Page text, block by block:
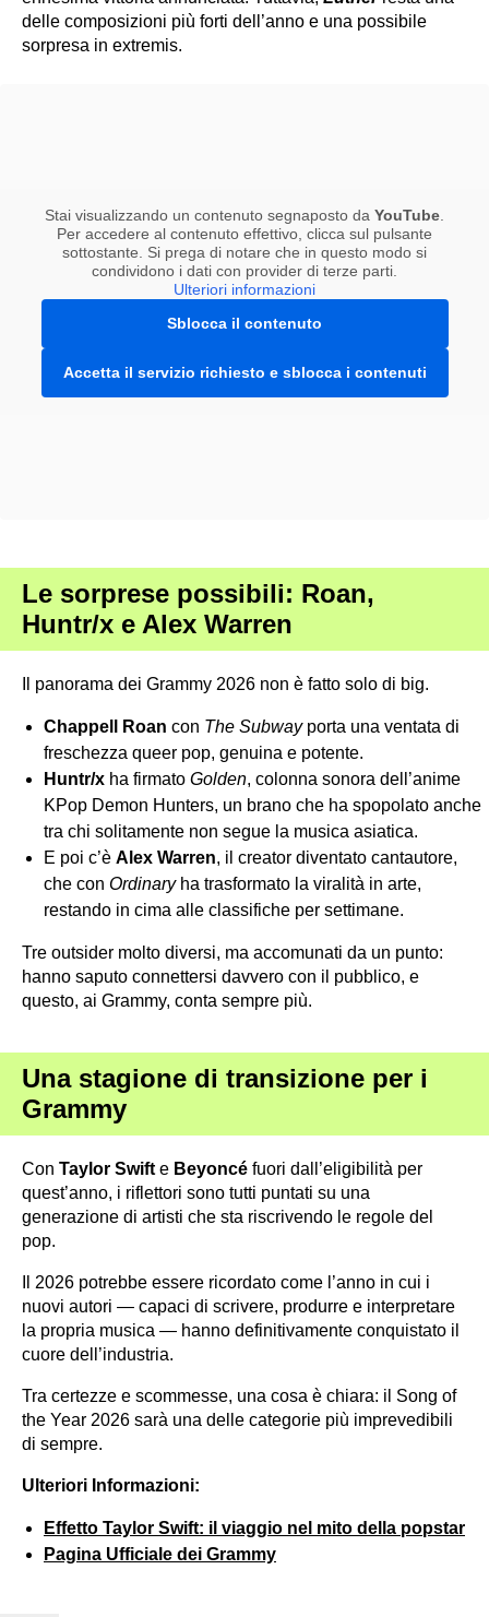
delle composizioni più forti dell’anno e una possibile
sorpresa in extremis.
Stai visualizzando un contenuto segnaposto da YouTube.
Per accedere al contenuto effettivo, clicca sul pulsante
sottostante. Si prega di notare che in questo modo si
condividono i dati con provider di terze parti.
Ulteriori informazioni
Sblocca il contenuto
Accetta il servizio richiesto e sblocca i contenuti
Le sorprese possibili: Roan,
Huntr/x e Alex Warren
Il panorama dei Grammy 2026 non è fatto solo di big.
Chappell Roan con The Subwayporta una ventata di
freschezza queer pop, genuina e potente.
Huntr/x ha firmato Golden, colonna sonora dell’anime
KPop Demon Hunters, un brano che ha spopolato anche
tra chi solitamente non segue la musica asiatica.
E poi c’è Alex Warren, il creator diventato cantautore,
che con Ordinaryha trasformato la viralità in arte,
restando in cima alle classifiche per settimane.
Tre outsider molto diversi, ma accomunati da un punto:
hanno saputo connettersi davvero con il pubblico, e
questo, ai Grammy, conta sempre più.
Una stagione di transizione per i
Grammy
Con Taylor Swift e Beyoncé fuori dall’eligibilità per
quest’anno, i riflettori sono tutti puntati su una
generazione di artisti che sta riscrivendo le regole del
pop.
Il 2026 potrebbe essere ricordato come l’anno in cui i
nuovi autori — capaci di scrivere, produrre e interpretare
la propria musica — hanno definitivamente conquistato il
cuore dell’industria.
Tra certezze e scommesse, una cosa è chiara: il Song of
the Year 2026 sarà una delle categorie più imprevedibili
di sempre.
Ulteriori Informazioni:
Effetto Taylor Swift: il viaggio nel mito della popstar
Pagina Ufficiale dei Grammy